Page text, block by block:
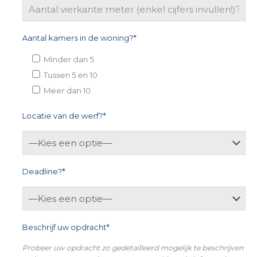
Aantal kamers in de woning?*
Minder dan 5
Tussen 5 en 10
Meer dan 10
Locatie van de werf?*
Deadline?*
Beschrijf uw opdracht*
Probeer uw opdracht zo gedetailleerd mogelijk te beschrijven